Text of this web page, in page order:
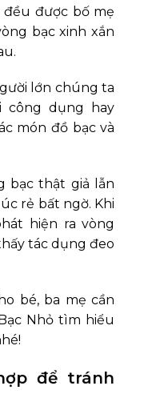
đều được bố mẹ
bạc xinh xắn
lớn chúng ta
công dụng hay
món đồ bạc và
bạc thật giả lẫn
rẻ bất ngờ. Khi
hiện ra vòng
tác dụng đeo
bé, ba mẹ cần
Nhỏ tìm hiểu
để tránh